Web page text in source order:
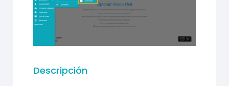
Descripción